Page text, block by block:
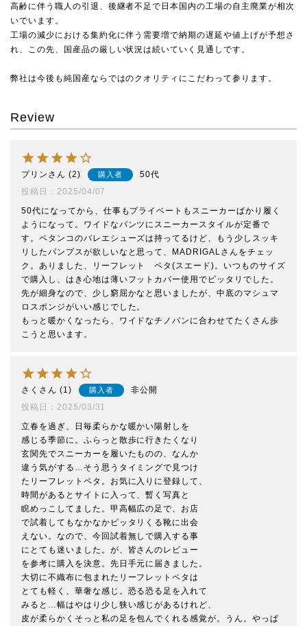
高齢に伴う職人の引退、後継者不足で日本国内の工場の自主廃業が相次
いでいます。
工場の減少における集約化に伴う需要増で納期の遅延や値上げが予想さ
れ、この先、国産品の厳しい状況は続いていく見通しです。
弊社は今後も純国産ならではのクオリティにこだわって参ります。
Review
プリン 2 購入者
50代
投稿日
2025/04/07
50代になってから、仕事もプライベートもスニーカーばかり履く
ようになって。ワイドなパンツにスニーカースタイルが定番で
す。ペタンコのバレエシューズは持ってるけど、もう少しスッキ
リしたパンプスが欲しいなと思って、MADRIGALさんをチェッ
ク。ありました、リーフレット　ペタ(スエード)。いつものサイズ
で購入し、はき心地は薄いフットカバー使用でピッタリでした。
先が細身なので、少し窮屈かなと思いましたが、中底のマシュマ
ロスポンジがいい感じでした。
もっと暖かくなったら、ワイドなチノパンに合わせてたくさん歩
こうと思います。
さく 1 購入者
非公開
投稿日
2025/03/31
立春を過ぎ、日毎柔らかな暖かい陽射しを
感じる季節に。ふらっと散歩に行きたくなり
玄関先でスニーカーを履いたものの、なんか
違う気がする…そう思うタイミングで見つけ
たリーフレットペタ。お気に入りに登録して、
時間があるとサイトに入って、暫く写真と
睨めっこしてました。甲高幅広の足で、お店
で試着してもなかなかピッタリくる靴に出会
えない。なので、今回試着無しで購入する事
にとても迷いました。が、皆さんのレビュー
を参考に購入を決意。先日手元に届きました。
大切に不織布に包まれたリーフレットペタは
とても軽く、華奢な感じ。恐る恐る足を入れて
みると…幅はやはり少し狭い感じがあるけれど、
皮が柔らかくそっと私の足を包んでくれる感覚が。うん。やっぱ